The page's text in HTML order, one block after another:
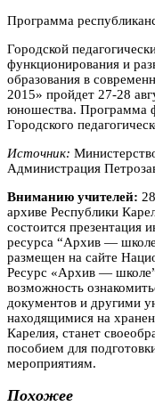
Программа
Городской
функционирования и
образования в
2015» пройдет 27-28
юношества. Программа
Городского
Источник:
Администрация
Вниманию учителей:
архиве Республики
состоится презентация
ресурса “Архив —
размещен на сайте
Ресурс «Архив —
возможность
документов и другими
находящимися на
Карелия, станет
пособием для
мероприятиям.
Похожее